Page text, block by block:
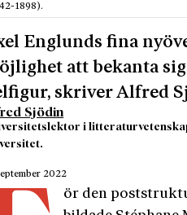
1898).
Englunds fina
att bekanta
skriver Alfred
Sjödin
i
2022
ör den